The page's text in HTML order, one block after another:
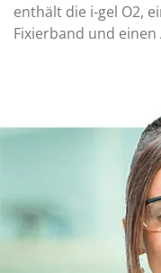
enthält die i-gel O2,
Fixierband und